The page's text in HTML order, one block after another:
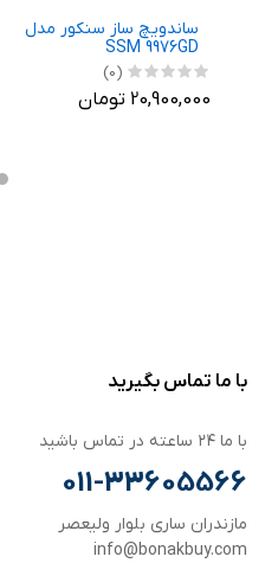
ساندویچ ساز سنکور مدل
SSM 9976GD
(0)
20,900,000 تومان
با ما تماس بگیرید
با ما ۲۴ ساعته در تماس باشید
011-33605566
مازندران ساری بلوار ولیعصر
info@bonakbuy.com